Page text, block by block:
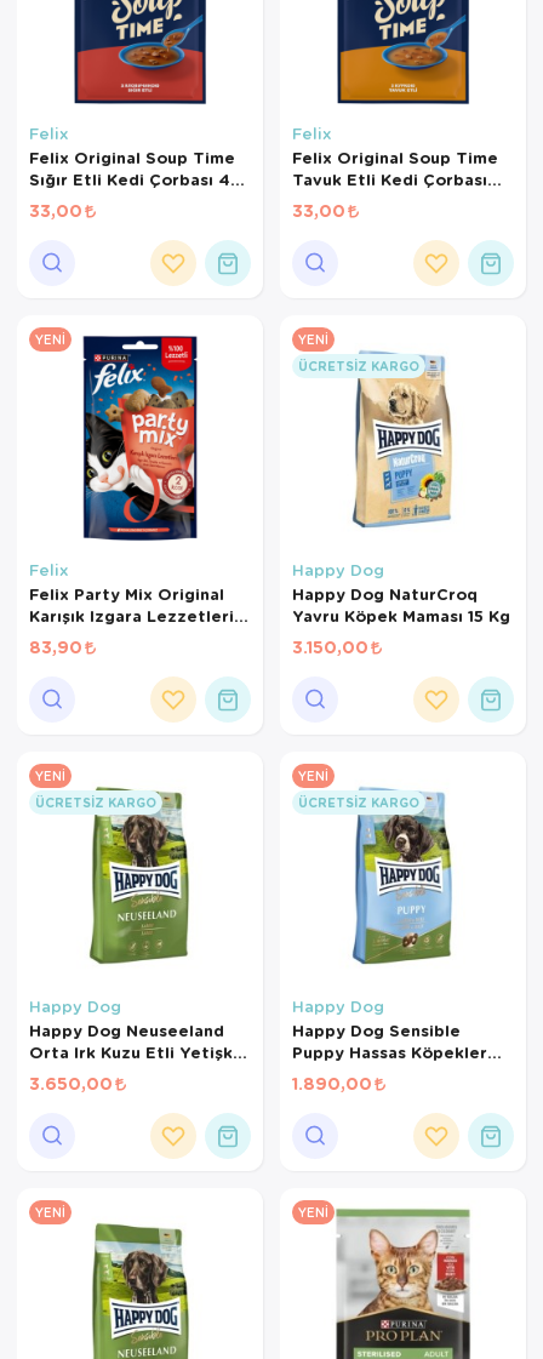
Felix
Felix Original Soup Time
Sığır Etli Kedi Çorbası 48
Gr
33,00
Felix
Felix Original Soup Time
Tavuk Etli Kedi Çorbası
48 Gr
33,00
YENI
Felix
Felix Party Mix Original
Karışık Izgara Lezzetleri
Kedi Ödül Maması 60 Gr
83,90
YENI
ÜCRETSIZ KARGO
Happy Dog
Happy Dog NaturCroq
Yavru Köpek Maması 15 Kg
3.150,00
YENI
ÜCRETSIZ KARGO
Happy Dog
Happy Dog Neuseeland
Orta Irk Kuzu Etli Yetişkin
Kuru Köpek Maması 12.5 +
2 Kg
3.650,00
YENI
ÜCRETSIZ KARGO
Happy Dog
Happy Dog Sensible
Puppy Hassas Köpekler
İçin Kuzu Etli ve Pirinçli
Yavru Köpek Maması 4 Kg
1.890,00
YENI YENI